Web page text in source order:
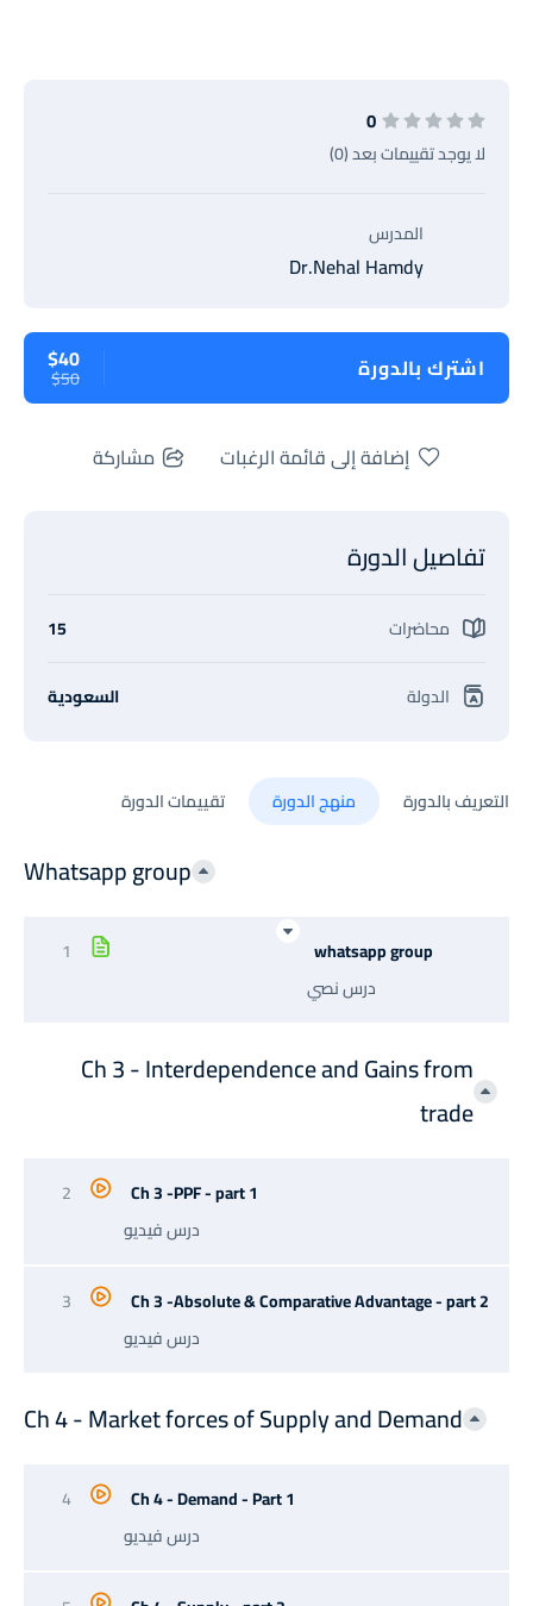
التعريف بالدورة منهج الدورة تقييمات الدورة
Whatsapp group
1
whatsapp group
درس نصي
Ch 3 - Interdependence and Gains from
trade
2
Ch 3 -PPF - part 1
درس فيديو
3
Ch 3 -Absolute & Comparative Advantage - part 2
درس فيديو
Ch 4 - Market forces of Supply and Demand
4
Ch 4 - Demand - Part 1
درس فيديو
0
لا يوجد تقييمات بعد (0)
المدرس
Dr.Nehal Hamdy
اشترك بالدورة $40
$50
إضافة إلى قائمة الرغبات مشاركة
تفاصيل الدورة
محاضرات 15
الدولة السعودية